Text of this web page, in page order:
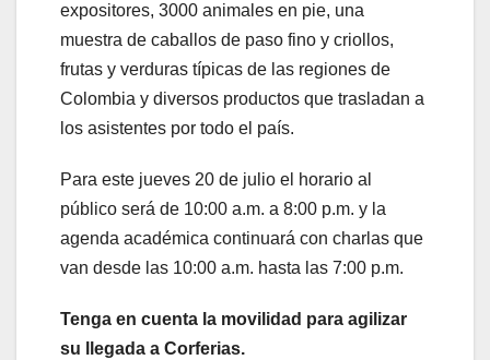
expositores, 3000 animales en pie, una
muestra de caballos de paso fino y criollos,
frutas y verduras típicas de las regiones de
Colombia y diversos productos que trasladan a
los asistentes por todo el país.
Para este jueves 20 de julio el horario al
público será de 10:00 a.m. a 8:00 p.m. y la
agenda académica continuará con charlas que
van desde las 10:00 a.m. hasta las 7:00 p.m.
Tenga en cuenta la movilidad para agilizar
su llegada a Corferias.